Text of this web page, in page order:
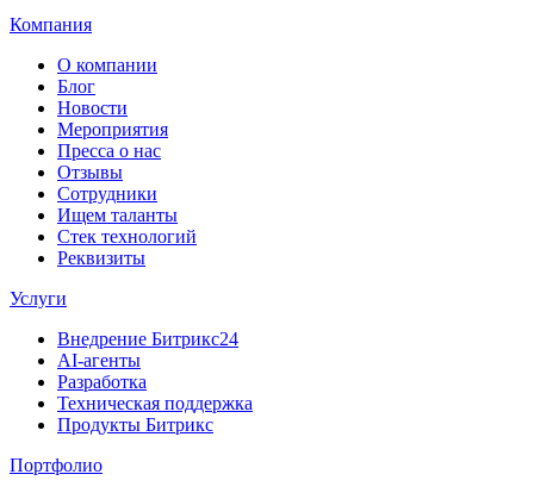
Компания
О компании
Блог
Новости
Мероприятия
Пресса о нас
Отзывы
Сотрудники
Ищем таланты
Стек технологий
Реквизиты
Услуги
Внедрение Битрикс24
AI-агенты
Разработка
Техническая поддержка
Продукты Битрикс
Портфолио